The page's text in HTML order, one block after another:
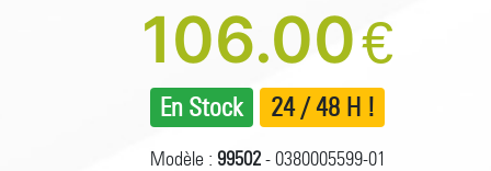
106.00€
En Stock 24 / 48 H !
Modèle : 99502- 0380005599-01